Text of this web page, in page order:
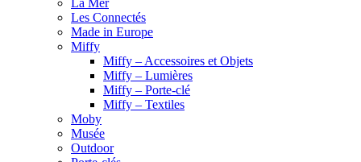
La Mer
Les Connectés
Made in Europe
Miffy
Miffy – Accessoires et Objets
Miffy – Lumières
Miffy – Porte-clé
Miffy – Textiles
Moby
Musée
Outdoor